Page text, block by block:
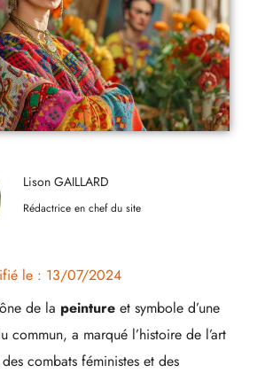
Lison GAILLARD
Rédactrice en chef du site
le : 13/07/2024
de la peinture et symbole d’une
commun, a marqué l’histoire de l’art
combats féministes et des